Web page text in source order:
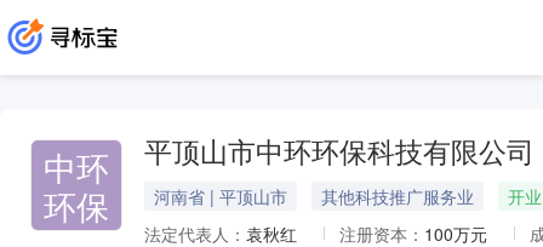
中环
环保
平顶山市中环环保科技有限公司
河南省 | 平顶山市 其他科技推广服务业
开业
法定代表人： 袁秋红 注册资本： 100万元